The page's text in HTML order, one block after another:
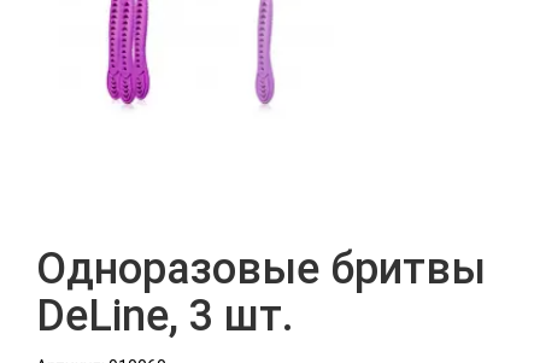
Одноразовые бритвы
DeLine, 3 шт.